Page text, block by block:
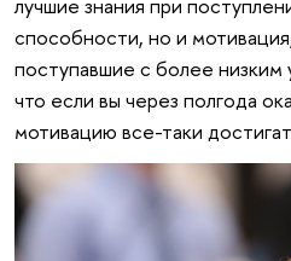
способности, но и
поступавшие с более низким
что если вы через полгода
мотивацию все-таки